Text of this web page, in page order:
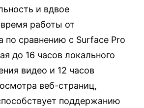
и вдвое
работы от
по сравнению с Surface Pro
до 16 часов локального
видео и 12 часов
веб-страниц,
поддержанию